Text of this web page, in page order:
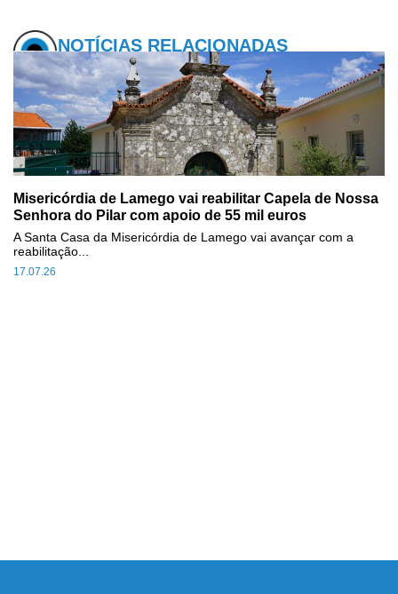
NOTÍCIAS RELACIONADAS
Misericórdia de Lamego vai reabilitar Capela de Nossa
Senhora do Pilar com apoio de 55 mil euros
17.07.26
A Santa Casa da Misericórdia de Lamego vai avançar com a
reabilitação...